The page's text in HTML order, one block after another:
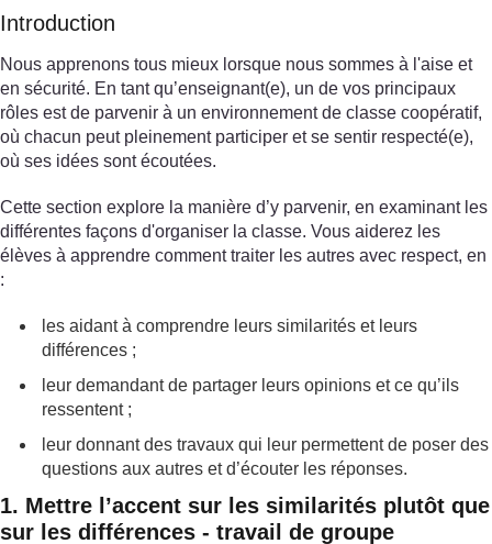
Introduction
Nous apprenons tous mieux lorsque nous sommes à l'aise et
en sécurité. En tant qu’enseignant(e), un de vos principaux
rôles est de parvenir à un environnement de classe coopératif,
où chacun peut pleinement participer et se sentir respecté(e),
où ses idées sont écoutées.
Cette section explore la manière d’y parvenir, en examinant les
différentes façons d'organiser la classe. Vous aiderez les
élèves à apprendre comment traiter les autres avec respect, en
:
les aidant à comprendre leurs similarités et leurs
différences ;
leur demandant de partager leurs opinions et ce qu’ils
ressentent ;
leur donnant des travaux qui leur permettent de poser des
questions aux autres et d’écouter les réponses.
1. Mettre l’accent sur les similarités plutôt que
sur les différences - travail de groupe